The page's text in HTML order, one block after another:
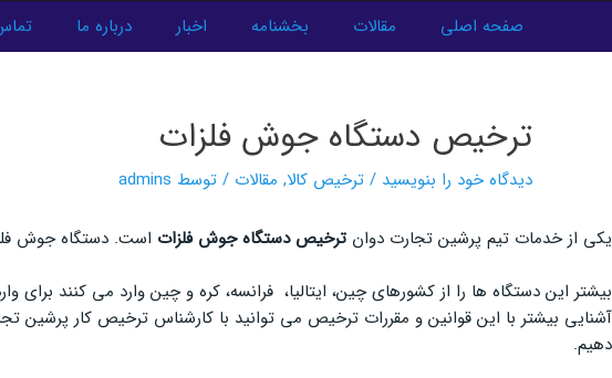
صفحه اصلی مقالات بخشنامه اخبار درباره ما
ترخیص دستگاه جوش فلزات
دیدگاه‌ خود را بنویسید / ترخیص کالا, مقالات / توسط admins
یکی از خدمات تیم پرشین تجارت دوان ترخیص دستگاه جوش فلزات است. دستگاه جوش
بیشتر این دستگاه ها را از کشورهای چین، ایتالیا، فرانسه، کره و چین وارد می کنند
آشنایی بیشتر با این قوانین و مقررات ترخیص می توانید با کارشناس ترخیص کار پرشین
دهیم.